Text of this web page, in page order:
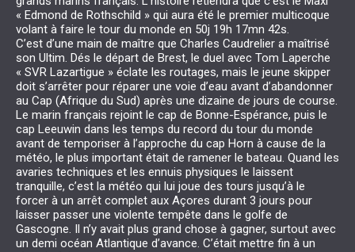
« Edmond de Rothschild » qui aura été le premier multicoque
volant à faire le tour du monde en 50j 19h 17mn 42s.
C’est d’une main de maître que Charles Caudrelier a maîtrisé
son Ultim. Dés le départ de Brest, le duel avec Tom Laperche
« SVR Lazartigue » éclate les routages, mais le jeune skipper
doit s’arrêter pour réparer une voie d’eau avant d’abandonner
au Cap (Afrique du Sud) après une dizaine de jours de course.
Le marin français rejoint le cap de Bonne-Espérance, puis le
cap Leeuwin dans les temps du record du tour du monde
avant de temporiser à l’approche du cap Horn à cause de la
météo, le plus important était de ramener le bateau. Quand les
avaries techniques et les ennuis physiques le laissent
tranquille, c’est la météo qui lui joue des tours jusqu’à le
forcer à un arrêt complet aux Açores durant 3 jours pour
laisser passer une violente tempête dans le golfe de
Gascogne. Il n’y avait plus grand chose à gagner, surtout avec
un demi océan Atlantique d’avance. C’était mettre fin à un